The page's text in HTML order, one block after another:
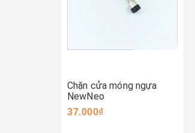
Chặn cửa móng ngựa
NewNeo
37.000₫